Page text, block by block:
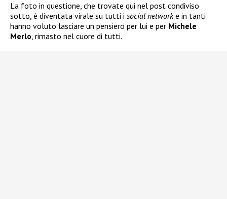
La foto in questione, che trovate qui nel post condiviso
sotto, è diventata virale su tutti i social networke in tanti
hanno voluto lasciare un pensiero per lui e per Michele
Merlo, rimasto nel cuore di tutti.